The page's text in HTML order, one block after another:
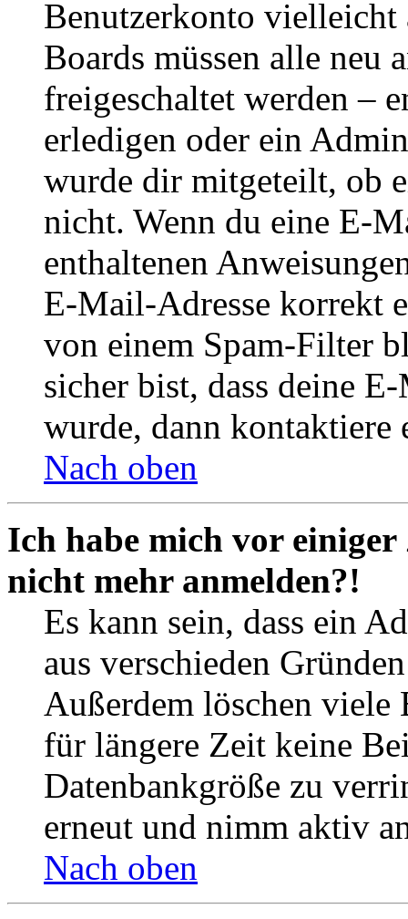
Benutzerkonto
Boards müssen alle neu
freigeschaltet werden –
erledigen oder ein
wurde dir mitgeteilt, ob
nicht. Wenn du eine E-
enthaltenen
E-Mail-Adresse korrekt
von einem Spam-Filter
sicher bist, dass deine
wurde, dann kontaktiere
Nach oben
Ich habe mich vor
nicht mehr anmelden?!
Es kann sein, dass ein
aus verschieden
Außerdem löschen viele
für längere Zeit keine
Datenbankgröße zu
erneut und nimm aktiv
Nach oben